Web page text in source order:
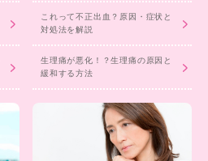
これって不正出血？原因・症状と
対処法を解説
生理痛が悪化！？生理痛の原因と
緩和する方法